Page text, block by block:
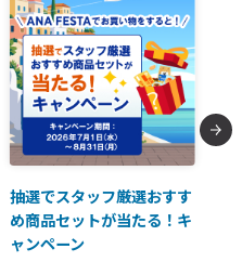
抽選でスタッフ厳選おすす
め商品セットが当たる！キ
ャンペーン